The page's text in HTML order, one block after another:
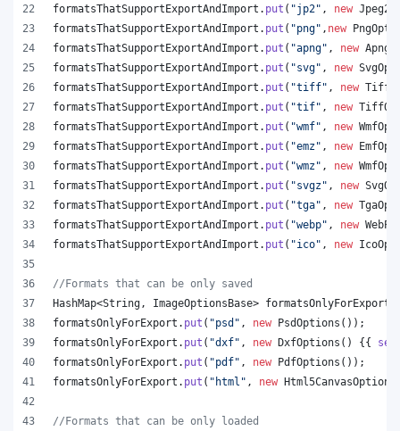
formatsThatSupportExportAndImport . put ( "jp2" , new
formatsThatSupportExportAndImport . put ( "png" , new
formatsThatSupportExportAndImport . put ( "apng" , new
formatsThatSupportExportAndImport . put ( "svg" , new
formatsThatSupportExportAndImport . put ( "tiff" , new
formatsThatSupportExportAndImport . put ( "tif" , new
formatsThatSupportExportAndImport . put ( "wmf" , new
formatsThatSupportExportAndImport . put ( "emz" , new
formatsThatSupportExportAndImport . put ( "wmz" , new
formatsThatSupportExportAndImport . put ( "svgz" , new
formatsThatSupportExportAndImport . put ( "tga" , new
formatsThatSupportExportAndImport . put ( "webp" , new
formatsThatSupportExportAndImport . put ( "ico" , new
//Formats that can be only saved
HashMap<String , ImageOptionsBase> formatsOnlyForExport
formatsOnlyForExport . put ( "psd" , new PsdOptions ());
formatsOnlyForExport . put ( "dxf" , new DxfOptions () {{
formatsOnlyForExport . put ( "pdf" , new PdfOptions ());
formatsOnlyForExport . put ( "html" , new Html5CanvasOptions
//Formats that can be only loaded